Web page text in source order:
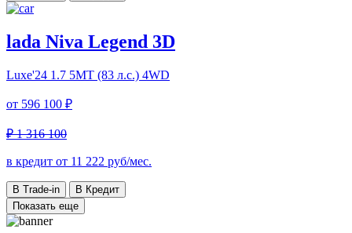
lada Niva Legend 3D
Luxe'24 1.7 5МТ (83 л.с.) 4WD
от 596 100 ₽
₽ 1 316 100
в кредит от 11 222 руб/мес.
В Trade-in
В Кредит
Показать еще